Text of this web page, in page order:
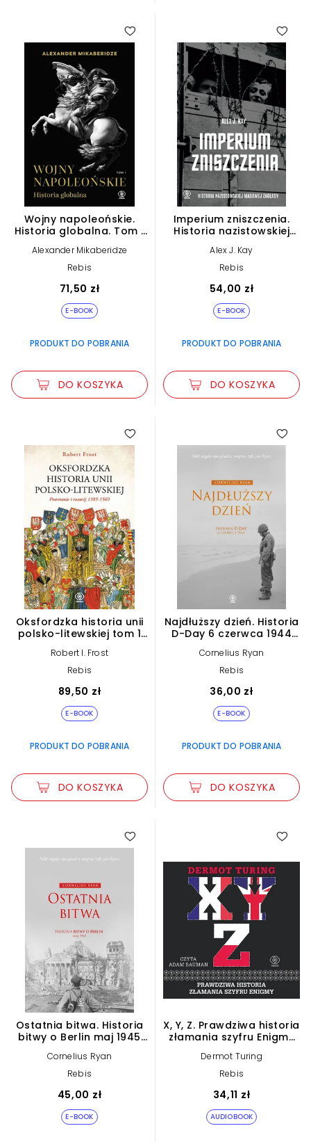
Wojny napoleońskie.
Historia globalna. Tom 1
Alexander Mikaberidze
Rebis
71,50 zł
E-BOOK
PRODUKT DO POBRANIA
DO KOSZYKA
Imperium zniszczenia.
Historia nazistowskiej
book)
Alex J. Kay
Rebis
54,00 zł
E-BOOK
PRODUKT DO POBRANIA
DO KOSZYKA
Oksfordzka historia unii
polsko-litewskiej tom 1
Robert I. Frost
Rebis
89,50 zł
E-BOOK
PRODUKT DO POBRANIA
DO KOSZYKA
Najdłuższy dzień. Historia
D-Day 6 czerwca 1944
Cornelius Ryan
Rebis
36,00 zł
E-BOOK
PRODUKT DO POBRANIA
DO KOSZYKA
Ostatnia bitwa. Historia
bitwy o Berlin maj 1945
Cornelius Ryan
Rebis
45,00 zł
E-BOOK
X, Y, Z. Prawdziwa historia
złamania szyfru Enigmy
Dermot Turing
Rebis
34,11 zł
AUDIOBOOK